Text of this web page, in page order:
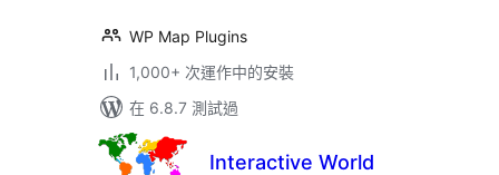
WP Map Plugins
1,000+ 次運作中的安裝
在 6.8.7 測試過
Interactive World